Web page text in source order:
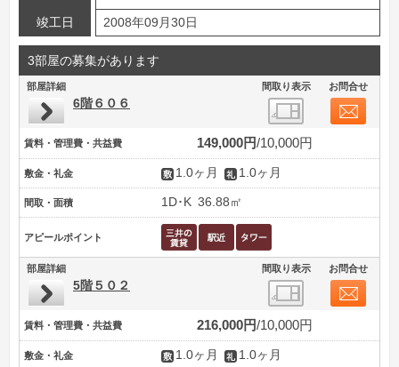
竣工日 2008年09月30日
3部屋の募集があります
部屋詳細 間取り表示 お問合せ
6階６０６
賃料・管理費・共益費 149,000円 10,000円
敷金・礼金 1.0ヶ月 1.0ヶ月
間取・面積 1D･K 36.88㎡
アピールポイント
部屋詳細 間取り表示 お問合せ
5階５０２
賃料・管理費・共益費 216,000円 10,000円
敷金・礼金 1.0ヶ月 1.0ヶ月